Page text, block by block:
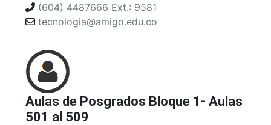
(604) 4487666 Ext.: 9581
tecnologia@amigo.edu.co
Aulas de Posgrados Bloque 1- Aulas
501 al 509